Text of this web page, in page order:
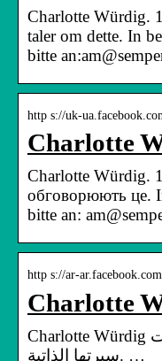
Charlotte Würdig.
taler om dette. In
bitte
http s://uk-
Charlotte
Charlotte Würdig.
обговорюють це.
bitte an:
Charlotte Würdig‎‏. … حدّثت ‏‎Charlotte Würdig‎‏
سيرتها الذاتية. …